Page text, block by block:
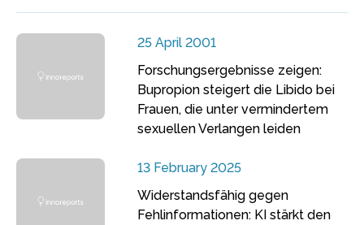
25 April 2001
Forschungsergebnisse zeigen:
Bupropion steigert die Libido bei
Frauen, die unter vermindertem
sexuellen Verlangen leiden
13 February 2025
Widerstandsfähig gegen
Fehlinformationen: KI stärkt den